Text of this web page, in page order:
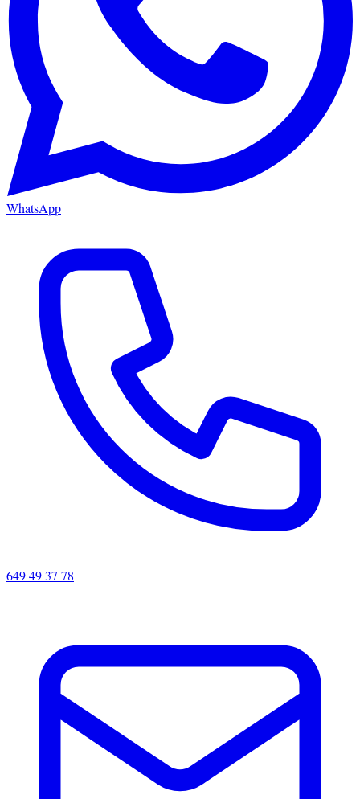
WhatsApp
649 49 37 78